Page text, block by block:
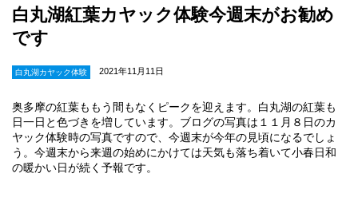
白丸湖紅葉カヤック体験今週末がお勧め
です
白丸湖カヤック体験 2021年11月11日
奥多摩の紅葉ももう間もなくピークを迎えます。白丸湖の紅葉も
日一日と色づきを増しています。ブログの写真は１１月８日のカ
ヤック体験時の写真ですので、今週末が今年の見頃になるでしょ
う。今週末から来週の始めにかけては天気も落ち着いて小春日和
の暖かい日が続く予報です。